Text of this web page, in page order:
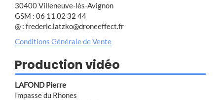
30400 Villeneuve-lès-Avignon
GSM : 06 11 02 32 44
@ : frederic.latzko@droneeffect.fr
Conditions Générale de Vente
Production vidéo
LAFOND Pierre
Impasse du Rhones